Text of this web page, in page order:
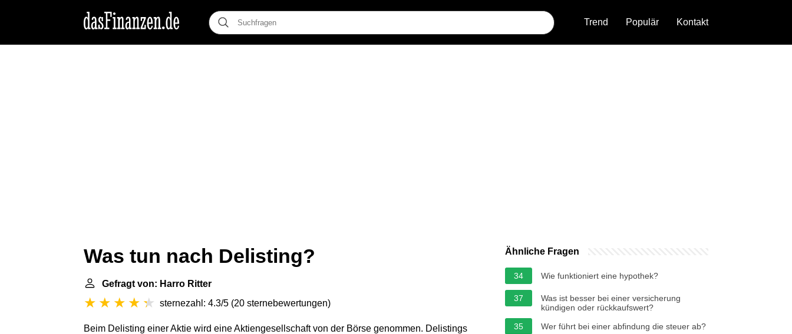
Trend Populär Kontakt
Was tun nach Delisting?
Gefragt von: Harro Ritter
sternezahl: 4.3/5 (20 sternebewertungen)
Beim Delisting einer Aktie wird eine Aktiengesellschaft von der Börse genommen. Delistings
Ähnliche Fragen
34 Wie funktioniert eine hypothek?
37
Was ist besser bei einer versicherung
kündigen oder rückkaufswert?
35
Wer führt bei einer abfindung die steuer ab?